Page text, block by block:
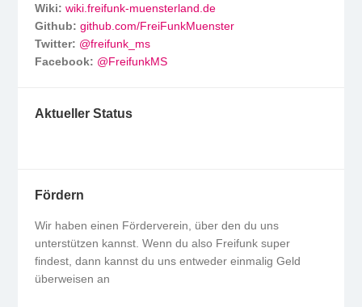
Wiki: wiki.freifunk-muensterland.de
Github: github.com/FreiFunkMuenster
Twitter: @freifunk_ms
Facebook: @FreifunkMS
Aktueller Status
Fördern
Wir haben einen Förderverein, über den du uns
unterstützen kannst. Wenn du also Freifunk super
findest, dann kannst du uns entweder einmalig Geld
überweisen an